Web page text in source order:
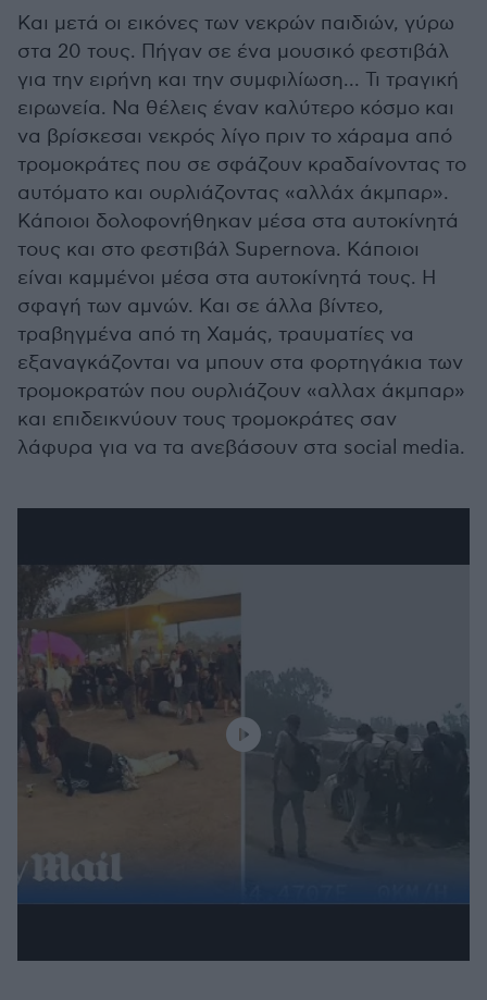
Και μετά οι εικόνες των νεκρών παιδιών, γύρω
στα 20 τους. Πήγαν σε ένα μουσικό φεστιβάλ
για την ειρήνη και την συμφιλίωση... Τι τραγική
ειρωνεία. Να θέλεις έναν καλύτερο κόσμο και
να βρίσκεσαι νεκρός λίγο πριν το χάραμα από
τρομοκράτες που σε σφάζουν κραδαίνοντας το
αυτόματο και ουρλιάζοντας «αλλάχ άκμπαρ».
Κάποιοι δολοφονήθηκαν μέσα στα αυτοκίνητά
τους και στο φεστιβάλ Supernova. Κάποιοι
είναι καμμένοι μέσα στα αυτοκίνητά τους. Η
σφαγή των αμνών. Και σε άλλα βίντεο,
τραβηγμένα από τη Χαμάς, τραυματίες να
εξαναγκάζονται να μπουν στα φορτηγάκια των
τρομοκρατών που ουρλιάζουν «αλλαχ άκμπαρ»
και επιδεικνύουν τους τρομοκράτες σαν
λάφυρα για να τα ανεβάσουν στα social media.